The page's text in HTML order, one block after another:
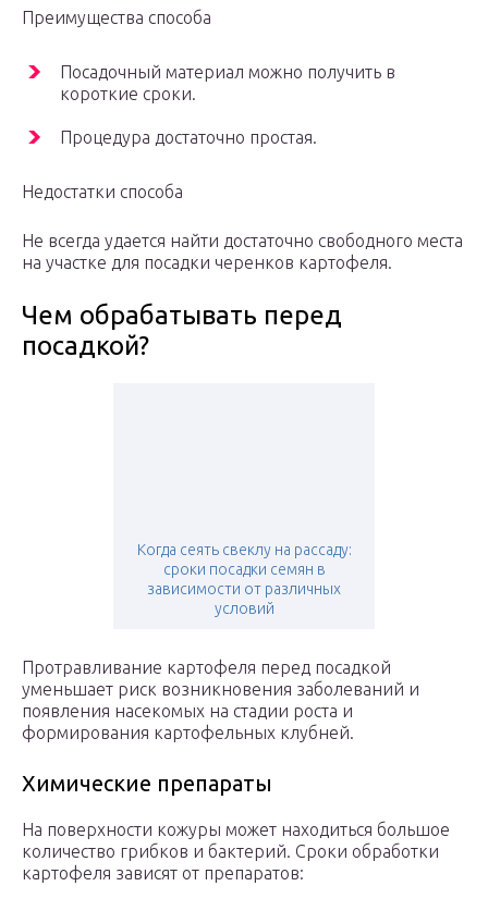
Преимущества способа
Посадочный материал можно получить в
короткие сроки.
Процедура достаточно простая.
Недостатки способа
Не всегда удается найти достаточно свободного места
на участке для посадки черенков картофеля.
Чем обрабатывать перед
посадкой?
Когда сеять свеклу на рассаду:
сроки посадки семян в
зависимости от различных
условий
Протравливание картофеля перед посадкой
уменьшает риск возникновения заболеваний и
появления насекомых на стадии роста и
формирования картофельных клубней.
Химические препараты
На поверхности кожуры может находиться большое
количество грибков и бактерий. Сроки обработки
картофеля зависят от препаратов: